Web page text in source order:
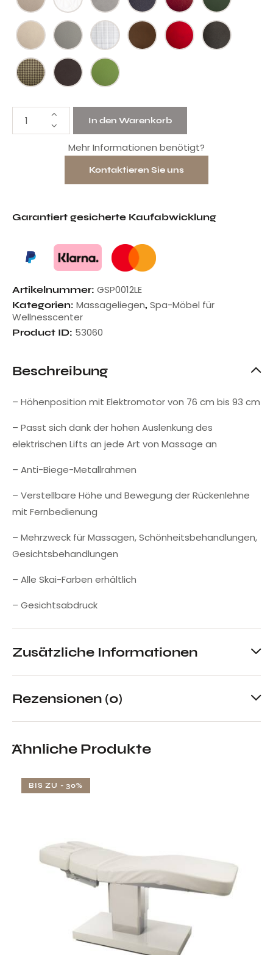
In den Warenkorb
Mehr Informationen benötigt?
Kontaktieren Sie uns
Garantiert gesicherte Kaufabwicklung
Artikelnummer: GSP0012LE
Kategorien: Massageliegen, Spa-Möbel für
Wellnesscenter
Product ID: 53060
Beschreibung
– Höhenposition mit Elektromotor von 76 cm bis 93 cm
– Passt sich dank der hohen Auslenkung des
elektrischen Lifts an jede Art von Massage an
– Anti-Biege-Metallrahmen
– Verstellbare Höhe und Bewegung der Rückenlehne
mit Fernbedienung
– Mehrzweck für Massagen, Schönheitsbehandlungen,
Gesichtsbehandlungen
– Alle Skai-Farben erhältlich
– Gesichtsabdruck
Zusätzliche Informationen
Rezensionen (0)
Ähnliche Produkte
BIS ZU - 30%